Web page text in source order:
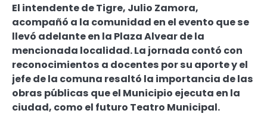
El intendente de Tigre, Julio Zamora,
acompañó a la comunidad en el evento que se
llevó adelante en la Plaza Alvear de la
mencionada localidad. La jornada contó con
reconocimientos a docentes por su aporte y el
jefe de la comuna resaltó la importancia de las
obras públicas que el Municipio ejecuta en la
ciudad, como el futuro Teatro Municipal.